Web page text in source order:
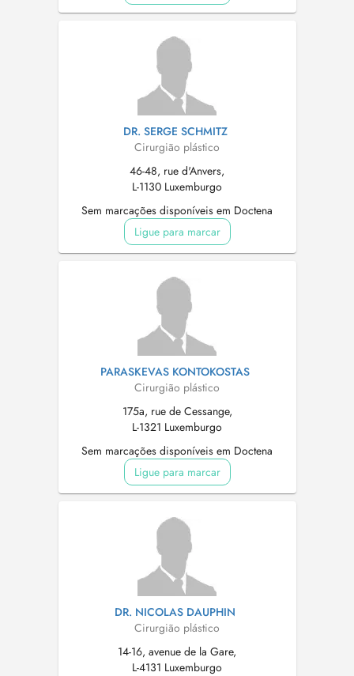
DR. SERGE SCHMITZ
Cirurgião plástico
46-48, rue d'Anvers,
L-1130 Luxemburgo
Sem marcações disponíveis em Doctena
Ligue para marcar
PARASKEVAS KONTOKOSTAS
Cirurgião plástico
175a, rue de Cessange,
L-1321 Luxemburgo
Sem marcações disponíveis em Doctena
Ligue para marcar
DR. NICOLAS DAUPHIN
Cirurgião plástico
14-16, avenue de la Gare,
L-4131 Luxemburgo